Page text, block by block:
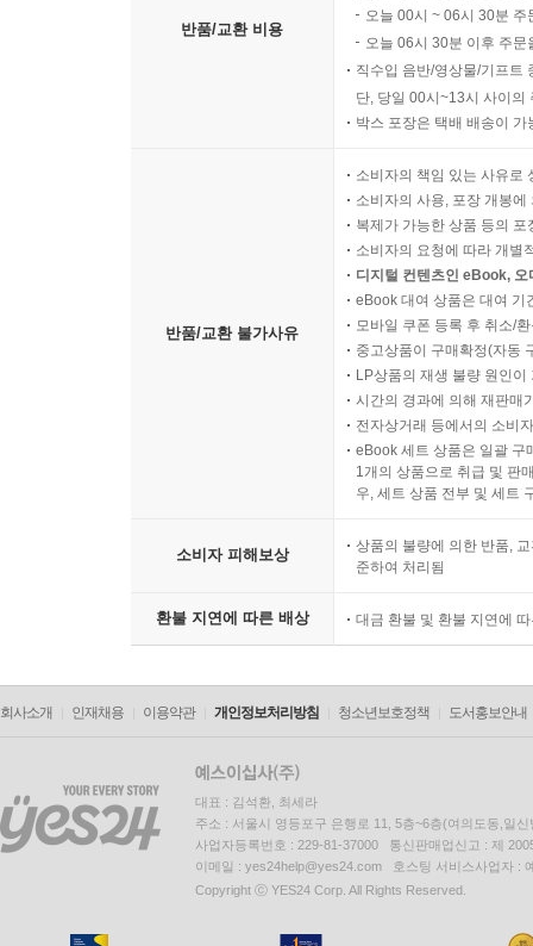
반품/교환 비용
오늘 00시 ~ 06시 30분
오늘 06시 30분 이후 주
직수입 음반/영상물/기프트
단, 당일 00시~13시 사이의
박스 포장은 택배 배송이
반품/교환 불가사유
소비자의 책임 있는 사유로
소비자의 사용, 포장 개봉
복제가 가능한 상품 등의
소비자의 요청에 따라 개별
디지털 컨텐츠인 eBook,
eBook 대여 상품은 대여 기
모바일 쿠폰 등록 후 취소/
중고상품이 구매확정(자동
LP상품의 재생 불량 원인
시간의 경과에 의해 재판매
전자상거래 등에서의 소비
eBook 세트 상품은 일괄 구
1개의 상품으로 취급 및 판
우, 세트 상품 전부 및 세트
소비자 피해보상
상품의 불량에 의한 반품,
준하여 처리됨
환불 지연에 따른 배상 대금 환불 및 환불 지연에
회사소개 인재채용 이용약관 개인정보처리방침 청소년보호정책 도서홍보안내
대표 : 김석환, 최세라
주소 : 서울시 영등포구 은행로 11, 5층~6층(여의도동,일신
사업자등록번호 : 229-81-37000 통신판매업신고 : 제
이메일 : yes24help@yes24.com 호스팅 서비스사업자 :
Copyright ⓒ YES24 Corp. All Rights Reserved.